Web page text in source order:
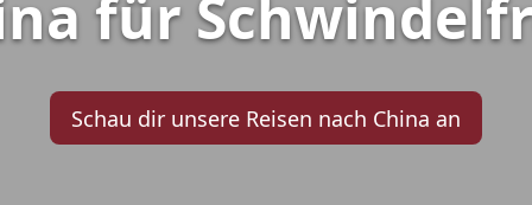
für
Schau dir unsere Reisen nach China an